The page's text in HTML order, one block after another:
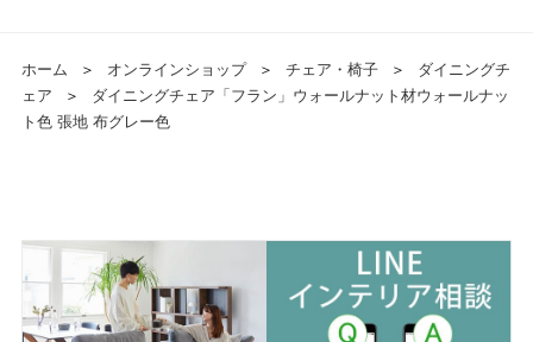
ホーム ＞ オンラインショップ ＞ チェア・椅子 ＞
ダイニングチ
ェア
＞
ダイニングチェア「フラン」ウォールナット材ウォールナッ
ト色 張地 布グレー色